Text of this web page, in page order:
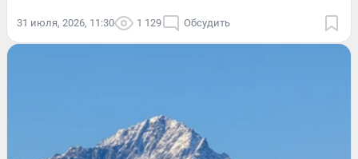
31 июля, 2026, 11:30 1 129 Обсудить